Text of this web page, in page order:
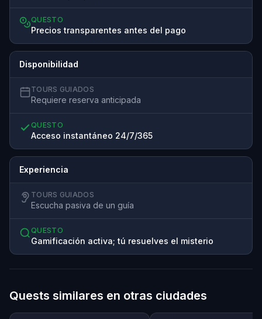
QUESTO
Precios transparentes antes del pago
Disponibilidad
TOURS GUIADOS
Requiere reserva anticipada
QUESTO
Acceso instantáneo 24/7/365
Experiencia
TOURS GUIADOS
Escucha pasiva de un guía
QUESTO
Gamificación activa; tú resuelves el misterio
Quests similares en otras ciudades